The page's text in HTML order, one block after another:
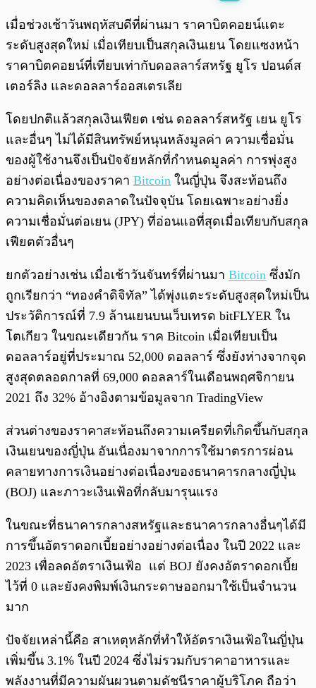
พร้อมเล่น /
เมื่อช่วงเช้าวันพฤหัสบดีที่ผ่านมา ราคาบิตคอยน์แตะ
ระดับสูงสุดใหม่ เมื่อเทียบเป็นสกุลเงินเยน โดยแซงหน้า
ราคาบิตคอยน์ที่เทียบเท่ากับดอลลาร์สหรัฐ ยูโร ปอนด์ส
เตอร์ลิง และดอลลาร์ออสเตรเลีย
โดยปกติแล้วสกุลเงินเฟียต เช่น ดอลลาร์สหรัฐ เยน ยูโร
และอื่นๆ ไม่ได้มีสินทรัพย์หนุนหลังมูลค่า ความเชื่อมั่น
ของผู้ใช้งานจึงเป็นปัจจัยหลักที่กำหนดมูลค่า การพุ่งสูง
อย่างต่อเนื่องของราคา Bitcoin ในญี่ปุ่น จึงสะท้อนถึง
ความคิดเห็นของตลาดในปัจจุบัน โดยเฉพาะอย่างยิ่ง
ความเชื่อมั่นต่อเยน (JPY) ที่อ่อนแอที่สุดเมื่อเทียบกับสกุล
เฟียตตัวอื่นๆ
ยกตัวอย่างเช่น เมื่อเช้าวันจันทร์ที่ผ่านมา Bitcoin ซึ่งมัก
ถูกเรียกว่า “ทองคำดิจิทัล” ได้พุ่งแตะระดับสูงสุดใหม่เป็น
ประวัติการณ์ที่ 7.9 ล้านเยนบนเว็บเทรด bitFLYER ใน
โตเกียว ในขณะเดียวกัน ราค Bitcoin เมื่อเทียบเป็น
ดอลลาร์อยู่ที่ประมาณ 52,000 ดอลลาร์ ซึ่งยังห่างจากจุด
สูงสุดตลอดกาลที่ 69,000 ดอลลาร์ในเดือนพฤศจิกายน
2021 ถึง 32% อ้างอิงตามข้อมูลจาก TradingView
ส่วนต่างของราคาสะท้อนถึงความเครียดที่เกิดขึ้นกับสกุล
เงินเยนของญี่ปุ่น อันเนื่องมาจากการใช้มาตรการผ่อน
คลายทางการเงินอย่างต่อเนื่องของธนาคารกลางญี่ปุ่น
(BOJ) และภาวะเงินเฟ้อที่กลับมารุนแรง
ในขณะที่ธนาคารกลางสหรัฐและธนาคารกลางอื่นๆได้มี
การขึ้นอัตราดอกเบี้ยอย่างอย่างต่อเนื่อง ในปี 2022 และ
2023 เพื่อลดอัตราเงินเฟ้อ แต่ BOJ ยังคงอัตราดอกเบี้ย
ไว้ที่ 0 และยังคงพิมพ์เงินกระดาษออกมาใช้เป็นจำนวน
มาก
ปัจจัยเหล่านี้คือ สาเหตุหลักที่ทำให้อัตราเงินเฟ้อในญี่ปุ่น
เพิ่มขึ้น 3.1% ในปี 2024 ซึ่งไม่รวมกับราคาอาหารและ
พลังงานที่มีความผันผวนตามดัชนีราคาผู้บริโภค ถือว่า